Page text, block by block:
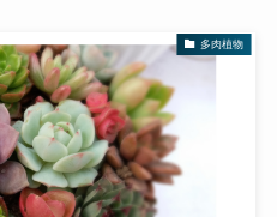
多肉植物